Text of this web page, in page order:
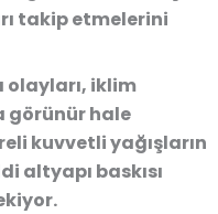
takip etmelerini
olayları, iklim
görünür hale
kuvvetli yağışların
altyapı baskısı